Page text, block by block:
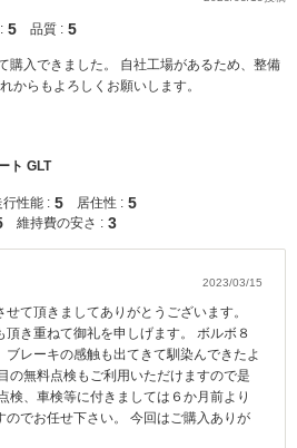
5 品質 : 5
購入できました。 自社工場があるため、整備
からもよろしくお願いします。
ト GLT
行性能 : 5 居住性 : 5
維持費の安さ : 3
2023/03/15
て頂きましてありがとうございます。
き重ねて御礼を申しげます。 ボルボ８
ブレーキの感触も出てきて馴染んできたよ
の無料点検もご利用いただけますので是
検、車検等に付きましては６か月前より
のでお任せ下さい。 今回はご購入ありが